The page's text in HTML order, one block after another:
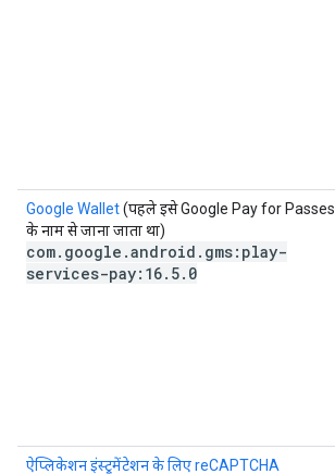
Google Wallet(पहले इसे Google Pay for Passes
के नाम से जाना जाता था)
com. google .android . gms:play-
services-pay:16. 5. 0
ऐप्लिकेशन इंस्ट्रूमेंटेशन के लिए reCAPTCHA